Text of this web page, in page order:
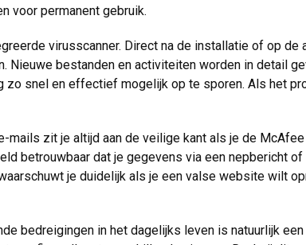
voor permanent gebruik.
virusscanner. Direct na de installatie of op de
Nieuwe bestanden en activiteiten worden in detail
snel en effectief mogelijk op te sporen. Als het
mails zit je altijd aan de veilige kant als je de
betrouwbaar dat je gegevens via een nepbericht
je duidelijk als je een valse website wilt
bedreigingen in het dagelijks leven is natuurlijk